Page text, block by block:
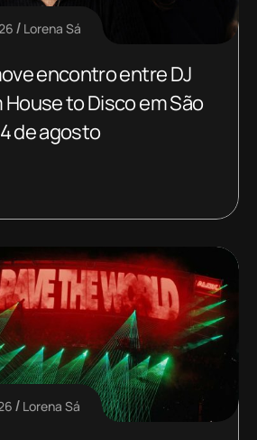
Lorena Sá
encontro entre DJ
House to Disco em São
de agosto
Lorena Sá